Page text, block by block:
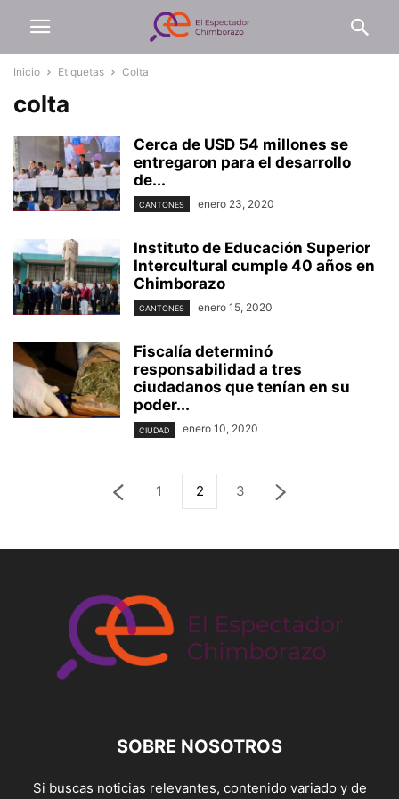
Inicio Etiquetas Colta
colta
Cerca de USD 54 millones se
entregaron para el desarrollo
de...
CANTONES enero 23, 2020
Instituto de Educación Superior
Intercultural cumple 40 años en
Chimborazo
CANTONES enero 15, 2020
Fiscalía determinó
responsabilidad a tres
ciudadanos que tenían en su
poder...
CIUDAD enero 10, 2020
1 2 3
SOBRE NOSOTROS
Si buscas noticias relevantes, contenido variado y de